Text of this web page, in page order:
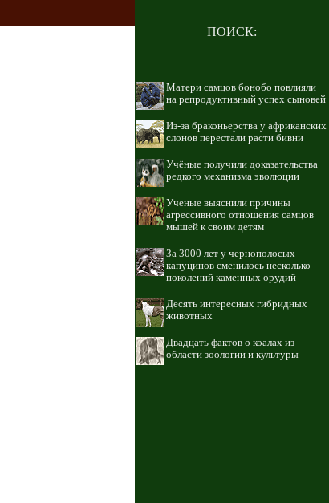
ПОИСК:
Матери самцов бонобо повлияли
на репродуктивный успех сыновей
Из-за браконьерства у африканских
слонов перестали расти бивни
Учёные получили доказательства
редкого механизма эволюции
Ученые выяснили причины
агрессивного отношения самцов
мышей к своим детям
За 3000 лет у чернополосых
капуцинов сменилось несколько
поколений каменных орудий
Десять интересных гибридных
животных
Двадцать фактов о коалах из
области зоологии и культуры